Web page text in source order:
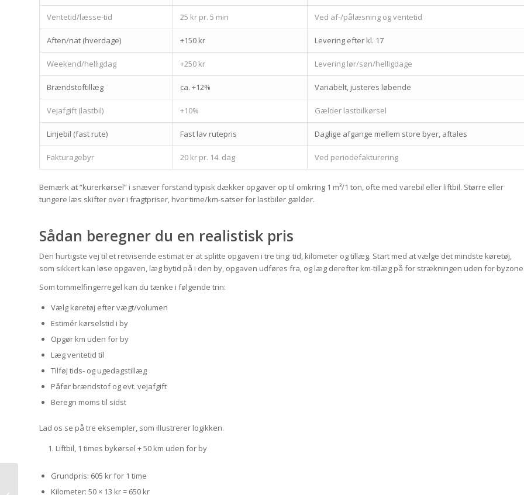
Ventetid/læsse-tid 25 kr pr. 5 min Ved af-/pålæsning og ventetid
Aften/nat (hverdage) +150 kr Levering efter kl. 17
Weekend/helligdag +250 kr Levering lør/søn/helligdage
Brændstoftillæg ca. +12% Variabelt, justeres løbende
Vejafgift (lastbil) +10% Gælder lastbilkørsel
Linjebil (fast rute) Fast lav rutepris Daglige afgange mellem store byer, aftales
Fakturagebyr 20 kr pr. 14. dag Ved periodefakturering
Bemærk at “kurerkørsel” i snæver forstand typisk dækker opgaver op til omkring 1 m³/1 ton, ofte med varebil eller liftbil. Større eller
tungere læs skifter over i fragtpriser, hvor time/km-satser for lastbiler gælder.
Sådan beregner du en realistisk pris
Den hurtigste vej til et retvisende estimat er at splitte opgaven i tre ting: tid, kilometer og tillæg. Start med at vælge det mindste køretøj,
som sikkert kan løse opgaven, læg bytid på i den by, opgaven udføres fra, og læg derefter km-tillæg på for strækningen uden for
Som tommelfingerregel kan du tænke i følgende trin:
Vælg køretøj efter vægt/volumen
Estimér kørselstid i by
Opgør km uden for by
Læg ventetid til
Tilføj tids- og ugedagstillæg
Påfør brændstof og evt. vejafgift
Beregn moms til sidst
Lad os se på tre eksempler, som illustrerer logikken.
Liftbil, 1 times bykørsel + 50 km uden for by
Grundpris: 605 kr for 1 time
Kilometer: 50 × 13 kr = 650 kr
Kurerkørsel mellem
København, Aarhus,